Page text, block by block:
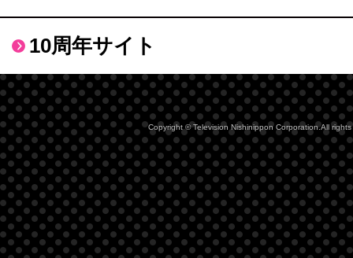
10周年サイト
Copyright © Television Nishinippon Corporation.All